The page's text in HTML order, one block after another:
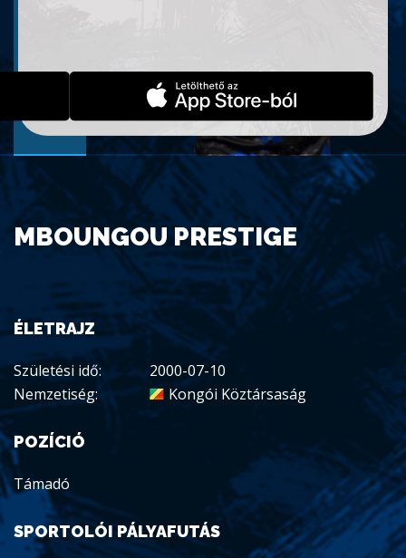
MBOUNGOU PRESTIGE
ÉLETRAJZ
Születési idő:
2000-07-10
Nemzetiség:
Kongói Köztársaság
POZÍCIÓ
Támadó
SPORTOLÓI PÁLYAFUTÁS